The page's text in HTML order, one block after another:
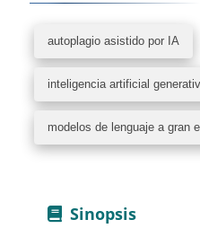
autoplagio asistido por IA
inteligencia artificial
modelos de lenguaje a gran
Sinopsis